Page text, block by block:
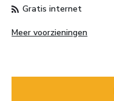
Gratis internet
Meer voorzieningen